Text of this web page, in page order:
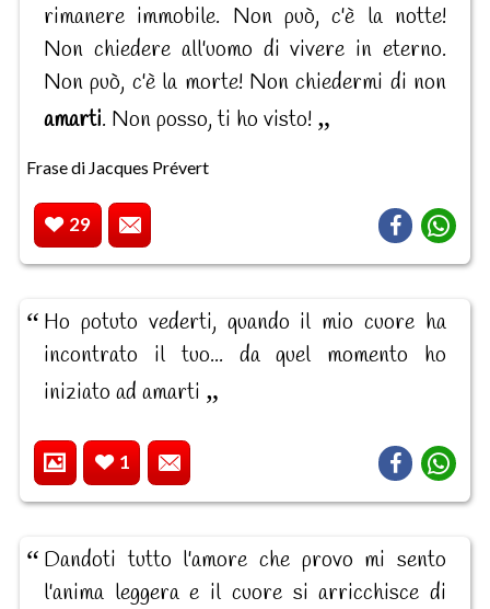
rimanere immobile. Non può, c'è la notte!
Non chiedere all'uomo di vivere in eterno.
Non può, c'è la morte! Non chiedermi di non
amarti. Non posso, ti ho visto!
Frase di Jacques Prévert
29
Ho potuto vederti, quando il mio cuore ha
incontrato il tuo... da quel momento ho
iniziato ad amarti
1
Dandoti tutto l'amore che provo mi sento
l'anima leggera e il cuore si arricchisce di